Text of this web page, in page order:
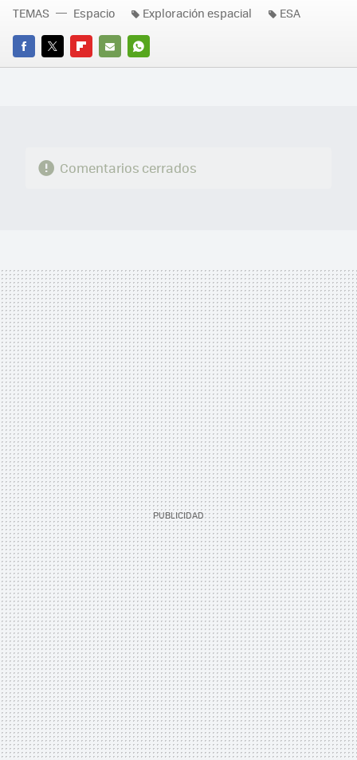
FACEBOOK
TWITTERFLIPBOARD
E-
WHATSAPP
TEMAS Espacio Exploración espacial ESA
Comentarios cerrados